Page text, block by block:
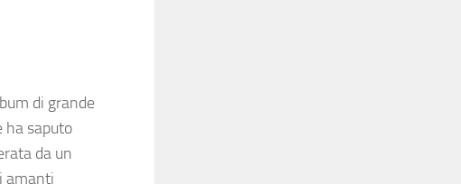
di grande
ha saputo
da un
amanti